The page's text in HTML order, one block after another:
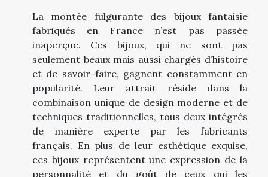
La montée fulgurante des bijoux fantaisie
fabriqués en France n’est pas passée
inaperçue. Ces bijoux, qui ne sont pas
seulement beaux mais aussi chargés d’histoire
et de savoir-faire, gagnent constamment en
popularité. Leur attrait réside dans la
combinaison unique de design moderne et de
techniques traditionnelles, tous deux intégrés
de manière experte par les fabricants
français. En plus de leur esthétique exquise,
ces bijoux représentent une expression de la
personnalité et du goût de ceux qui les